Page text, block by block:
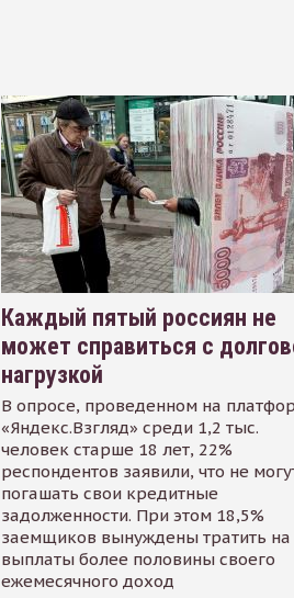
Каждый пятый россиян не
может справиться с
нагрузкой
В опросе, проведенном на
«Яндекс.Взгляд» среди 1,2 тыс.
человек старше 18 лет, 22%
респондентов заявили, что не
погашать свои кредитные
задолженности. При этом 18,5%
заемщиков вынуждены тратить на
выплаты более половины своего
ежемесячного доход